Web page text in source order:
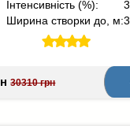
Інтенсивність (%):
Ширина створки до, м:3
30310 грн